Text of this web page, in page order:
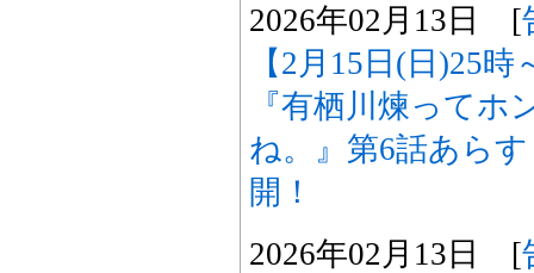
2026年02月13日 [
【2月15日(日)25
『有栖川煉ってホ
ね。』第6話あら
開！
2026年02月13日 [